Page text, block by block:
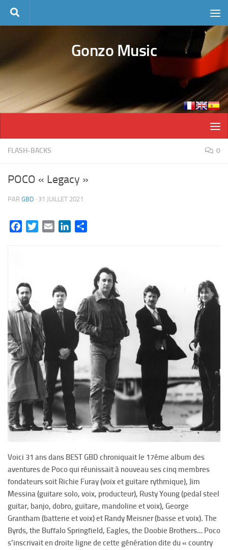
Skip to content
Gonzo Music
FLASH-BACKS 0
POCO « Legacy »
PAR GBD · 31 JUILLET 2021
FacebookTwitterEmail LinkedIn
Voici 31 ans dans BEST GBD chroniquait le 17éme album des
aventures de Poco qui réunissait à nouveau ses cinq membres
fondateurs soit Richie Furay (voix et guitare rythmique), Jim
Messina (guitare solo, voix, producteur), Rusty Young (pedal steel
guitar, banjo, dobro, guitare, mandoline et voix), George
Grantham (batterie et voix) et Randy Meisner (basse et voix). The
Byrds, the Buffalo Springfield, Eagles, the Doobie Brothers… Poco
s’inscrivait en droite ligne de cette génération dite du « country